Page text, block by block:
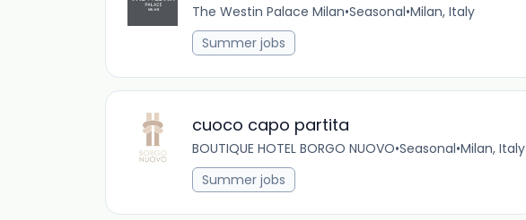
The Westin Palace Milan•Seasonal•Milan, Italy
Summer jobs
cuoco capo partita
BOUTIQUE HOTEL BORGO NUOVO•Seasonal•Milan, Italy
Summer jobs